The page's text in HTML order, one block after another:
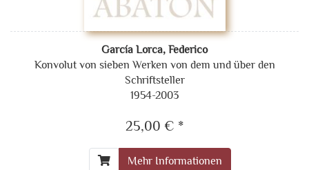
García Lorca, Federico
Konvolut von sieben Werken von dem und über den
Schriftsteller
1954-2003
25,00 € *
Mehr Informationen